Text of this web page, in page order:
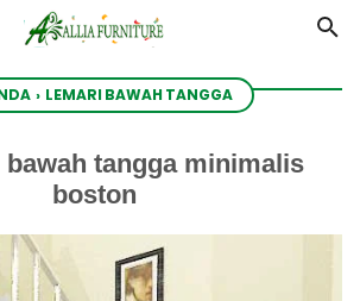
› LEMARI BAWAH TANGGA
tangga minimalis
boston